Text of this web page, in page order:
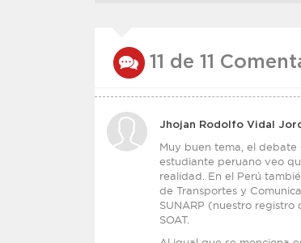
11 de 11
Jhojan Rodolfo Vidal
Muy buen tema, el
estudiante peruano veo
realidad. En el Perú
de Transportes y
SUNARP (nuestro
SOAT.